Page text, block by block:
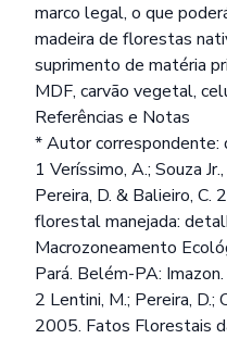
marco legal, o que
madeira de florestas
suprimento de matéria
MDF, carvão vegetal,
Referências e Notas
* Autor correspondente:
1 Veríssimo, A.; Souza
Pereira, D. & Balieiro, C.
florestal manejada:
Macrozoneamento
Pará. Belém-PA:
2 Lentini, M.; Pereira, D.;
2005. Fatos Florestais